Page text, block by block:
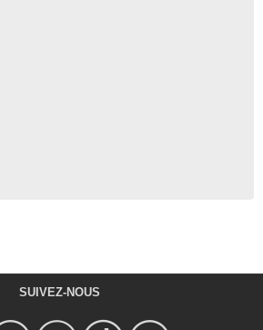
SUIVEZ-NOUS